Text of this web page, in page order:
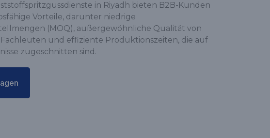
in Riyadh bieten B2B-Kunden
Vorteile, darunter niedrige
(MOQ), außergewöhnliche Qualität von
und effiziente Produktionszeiten, die auf
zugeschnitten sind.